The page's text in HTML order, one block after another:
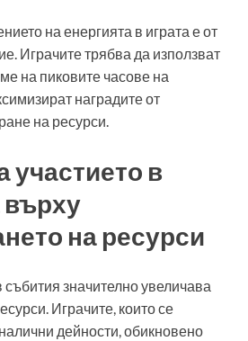
на енергията в играта е от
Играчите трябва да използват
на пиковите часове на
наградите от
на ресурси.
участието в
върху
на ресурси
събития значително увеличава
Играчите, които се
дейности, обикновено